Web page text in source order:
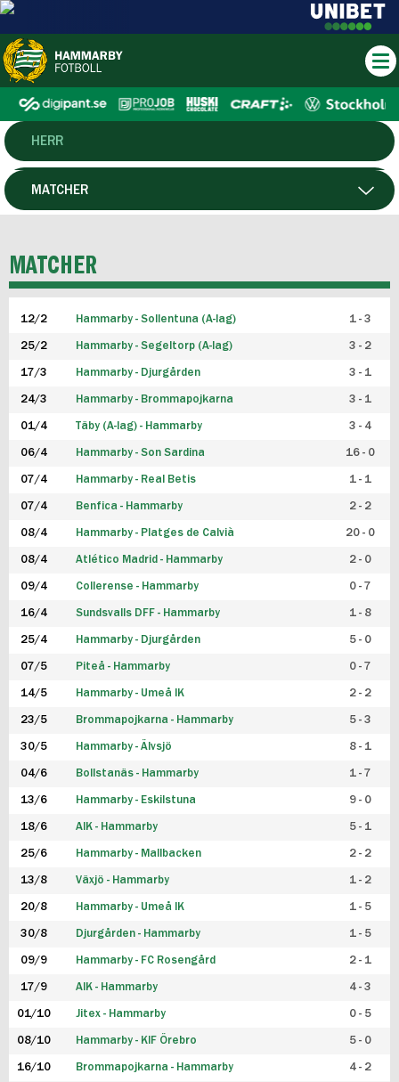
HERR
DAM
P19
F19
FUTSAL HERR
FUTSAL DAM
MATCHER
MATCHER
12/2 Hammarby - Sollentuna (A-lag) 1 - 3
25/2 Hammarby - Segeltorp (A-lag) 3 - 2
17/3 Hammarby - Djurgården 3 - 1
24/3 Hammarby - Brommapojkarna 3 - 1
01/4 Täby (A-lag) - Hammarby 3 - 4
06/4 Hammarby - Son Sardina 16 - 0
07/4 Hammarby - Real Betis 1 - 1
07/4 Benfica - Hammarby 2 - 2
08/4 Hammarby - Platges de Calvià 20 - 0
08/4 Atlético Madrid - Hammarby 2 - 0
09/4 Collerense - Hammarby 0 - 7
16/4 Sundsvalls DFF - Hammarby 1 - 8
25/4 Hammarby - Djurgården 5 - 0
07/5 Piteå - Hammarby 0 - 7
14/5 Hammarby - Umeå IK 2 - 2
23/5 Brommapojkarna - Hammarby 5 - 3
30/5 Hammarby - Älvsjö 8 - 1
04/6 Bollstanäs - Hammarby 1 - 7
13/6 Hammarby - Eskilstuna 9 - 0
18/6 AIK - Hammarby 5 - 1
25/6 Hammarby - Mallbacken 2 - 2
13/8 Växjö - Hammarby 1 - 2
20/8 Hammarby - Umeå IK 1 - 5
30/8 Djurgården - Hammarby 1 - 5
09/9 Hammarby - FC Rosengård 2 - 1
17/9 AIK - Hammarby 4 - 3
01/10 Jitex - Hammarby 0 - 5
08/10 Hammarby - KIF Örebro 5 - 0
16/10 Brommapojkarna - Hammarby 4 - 2